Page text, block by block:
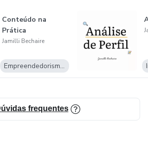
Conteúdo na
Prática
Jamilli Bechaire
Empreendedorismo Digital
frequentes